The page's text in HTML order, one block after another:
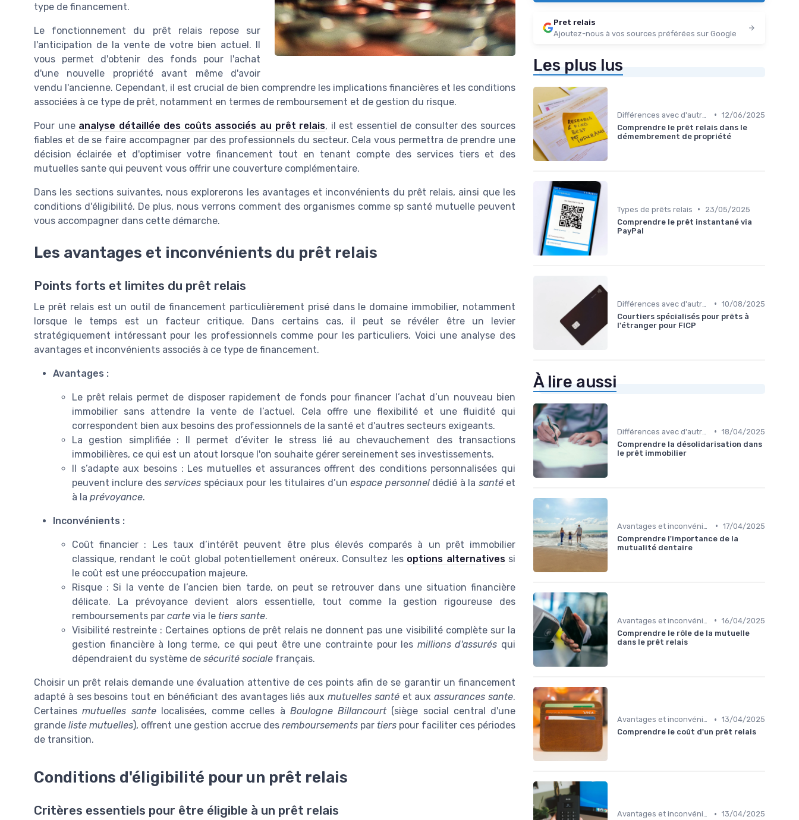
type de financement.
Le fonctionnement du prêt relais repose sur
l'anticipation de la vente de votre bien actuel. Il
vous permet d'obtenir des fonds pour l'achat
d'une nouvelle propriété avant même d'avoir
vendu l'ancienne. Cependant, il est crucial de bien comprendre les implications financières et les conditions
associées à ce type de prêt, notamment en termes de remboursement et de gestion du risque.
Pour une analyse détaillée des coûts associés au prêt relais, il est essentiel de consulter des sources
fiables et de se faire accompagner par des professionnels du secteur. Cela vous permettra de prendre une
décision éclairée et d'optimiser votre financement tout en tenant compte des services tiers et des
mutuelles sante qui peuvent vous offrir une couverture complémentaire.
Dans les sections suivantes, nous explorerons les avantages et inconvénients du prêt relais, ainsi que les
conditions d'éligibilité. De plus, nous verrons comment des organismes comme sp santé mutuelle peuvent
vous accompagner dans cette démarche.
Les avantages et inconvénients du prêt relais
Points forts et limites du prêt relais
Le prêt relais est un outil de financement particulièrement prisé dans le domaine immobilier, notamment
lorsque le temps est un facteur critique. Dans certains cas, il peut se révéler être un levier
stratégiquement intéressant pour les professionnels comme pour les particuliers. Voici une analyse des
avantages et inconvénients associés à ce type de financement.
Avantages :
Le prêt relais permet de disposer rapidement de fonds pour financer l’achat d’un nouveau bien
immobilier sans attendre la vente de l’actuel. Cela offre une flexibilité et une fluidité qui
correspondent bien aux besoins des professionnels de la santé et d'autres secteurs exigeants.
La gestion simplifiée : Il permet d’éviter le stress lié au chevauchement des transactions
immobilières, ce qui est un atout lorsque l'on souhaite gérer sereinement ses investissements.
Il s’adapte aux besoins : Les mutuelles et assurances offrent des conditions personnalisées qui
peuvent inclure desservices spéciaux pour les titulaires d’unespace personneldédié à la santéet
à la prévoyance.
Inconvénients :
Coût financier : Les taux d’intérêt peuvent être plus élevés comparés à un prêt immobilier
classique, rendant le coût global potentiellement onéreux. Consultez les options alternativessi
le coût est une préoccupation majeure.
Risque : Si la vente de l’ancien bien tarde, on peut se retrouver dans une situation financière
délicate. La prévoyance devient alors essentielle, tout comme la gestion rigoureuse des
remboursements par carte via le tiers sante.
Visibilité restreinte : Certaines options de prêt relais ne donnent pas une visibilité complète sur la
gestion financière à long terme, ce qui peut être une contrainte pour les millions d'assurés qui
dépendraient du système de sécurité sociale français.
Choisir un prêt relais demande une évaluation attentive de ces points afin de se garantir un financement
adapté à ses besoins tout en bénéficiant des avantages liés aux mutuelles santéet auxassurances sante.
Certainesmutuelles santelocalisées, comme celles à Boulogne Billancourt(siège social central d'une
grande liste mutuelles), offrent une gestion accrue des remboursements par tiers pour faciliter ces périodes
de transition.
Conditions d'éligibilité pour un prêt relais
Critères essentiels pour être éligible à un prêt relais
Pret relais
Ajoutez-nous à vos sources préférées sur Google
Les plus lus
• 12/06/2025
Comprendre le prêt relais dans le
démembrement de propriété
Types de prêts relais •
23/05/2025
Comprendre le prêt instantané via
PayPal
• 10/08/2025
Courtiers spécialisés pour prêts à
l'étranger pour FICP
À lire aussi
• 18/04/2025
Comprendre la désolidarisation dans
le prêt immobilier
• 17/04/2025
Comprendre l'importance de la
mutualité dentaire
• 16/04/2025
Comprendre le rôle de la mutuelle
dans le prêt relais
Avantages et inconvénients • 13/04/2025
Comprendre le coût d'un prêt relais
Avantages et inconvénients • 13/04/2025